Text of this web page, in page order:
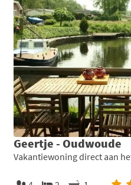
Geertje - Oudwoude
Vakantiewoning direct aan